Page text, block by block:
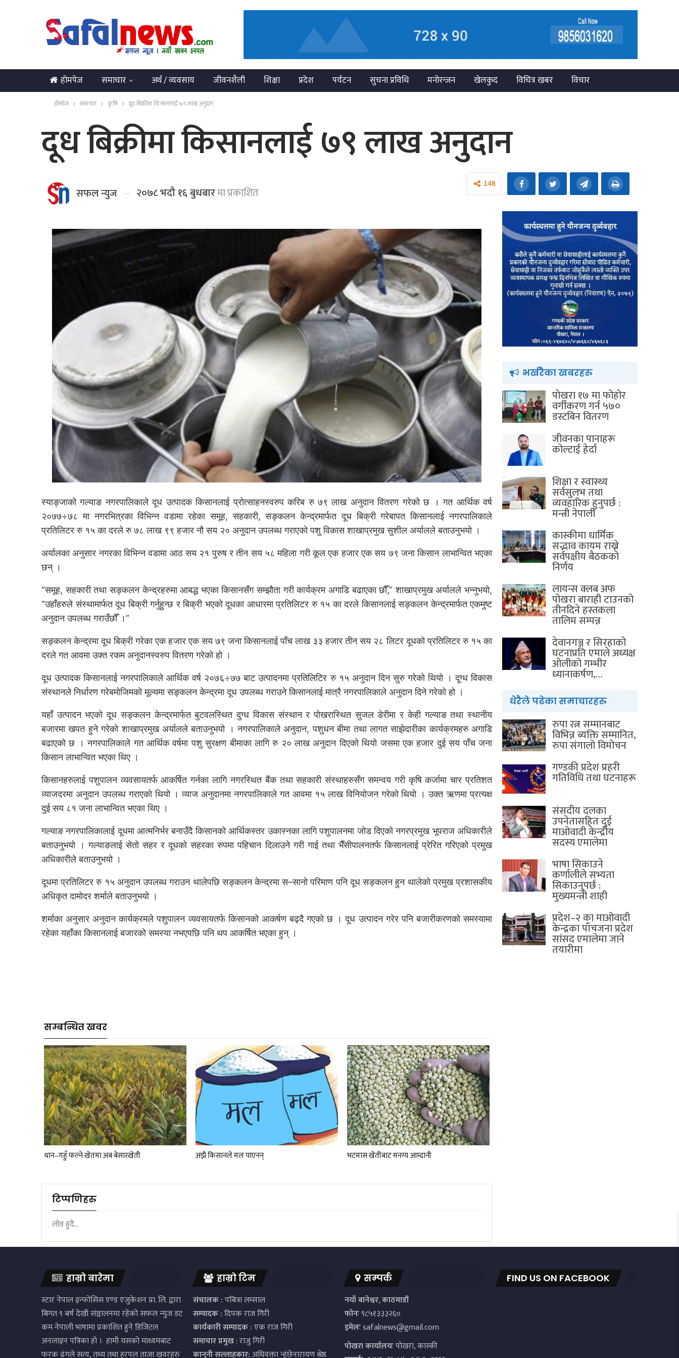
होमपेज समाचार अर्थ / व्यवसाय जीवनशैली शिक्षा प्रदेश पर्यटन सुचना प्रविधि मनोरन्जन खेलकुद विचित्र खबर
विचार
English
होमपेज समाचार कृषि दूध बिक्रीमा किसानलाई ७९ लाख अनुदान
दूध बिक्रीमा किसानलाई ७९ लाख अनुदान
सफल न्युज २०७८ भदौ १६ बुधबारमा प्रकाशित
148
स्याङ्जाको गल्याङ नगरपालिकाले दूध उत्पादक किसानलाई प्रोत्साहनस्वरुप करिब रु ७९ लाख अनुदान वितरण गरेको छ । गत आर्थिक वर्ष
२०७७÷७८ मा नगरभित्रका विभिन्न वडामा रहेका समूह, सहकारी, सङ्कलन केन्द्रमार्फत दूध बिक्री गरेबापत किसानलाई नगरपालिकाले
प्रतिलिटर रु १५ का दरले रु ७८ लाख ९९ हजार नौ सय २० अनुदान उपलब्ध गराएको पशु विकास शाखाप्रमुख सुशील अर्यालले बताउनुभयो ।
अर्यालका अनुसार नगरका विभिन्न वडामा आठ सय २१ पुरुष र तीन सय ५८ महिला गरी कूल एक हजार एक सय ७९ जना किसान लाभान्वित भएका
छन् ।
“समूह, सहकारी तथा सङ्कलन केन्द्रहरुमा आबद्ध भएका किसानसँग सम्झौता गरी कार्यक्रम अगाडि बढाएका छौँ,” शाखाप्रमुख अर्यालले भन्नुभयो,
“उहाँहरुले संस्थामार्फत दूध बिक्री गर्नुहुन्छ र बिक्री भएको दूधका आधारमा प्रतिलिटर रु १५ का दरले किसानलाई सङ्कलन केन्द्रमार्फत एकमुष्ट
अनुदान उपलब्ध गराउँछौँ ।”
सङ्कलन केन्द्रमा दूध बिक्री गरेका एक हजार एक सय ७९ जना किसानलाई पाँच लाख ३३ हजार तीन सय २८ लिटर दूधको प्रतिलिटर रु १५ का
दरले गत आवमा उक्त रकम अनुदानस्वरुप वितरण गरेको हो ।
दूध उत्पादक किसानलाई नगरपालिकाले आर्थिक वर्ष २०७६÷७७ बाट उत्पादनमा प्रतिलिटिर रु १५ अनुदान दिन सुरु गरेको थियो । दूग्ध विकास
संस्थानले निर्धारण गरेबमोजिमको मूल्यमा सङ्कलन केन्द्रमा दूध उपलब्ध गराउने किसानलाई मात्रै नगरपालिकाले अनुदान दिने गरेको हो ।
यहाँ उत्पादन भएको दूध सङ्कलन केन्द्रमार्फत बुटवलस्थित दुग्ध विकास संस्थान र पोखरास्थित सुजल डेरीमा र केही गल्याङ तथा स्थानीय
बजारमा खपत हुने गरेको शाखाप्रमुख अर्यालले बताउनुभयो । नगरपालिकाले अनुदान, पशुधन बीमा तथा लागत साझेदारीका कार्यक्रमहरु अगाडि
बढाएको छ । नगरपालिकाले गत आर्थिक वर्षमा पशु सुरक्षण बीमाका लागि रु २० लाख अनुदान दिएको थियो जसमा एक हजार दुई सय पाँच जना
किसान लाभान्वित भएका थिए ।
किसानहरुलाई पशुपालन व्यवसायतर्फ आकर्षित गर्नका लागि नगरस्थित बैंक तथा सहकारी संस्थाहरुसँग समन्वय गरी कृषि कर्जामा चार प्रतिशत
व्याजदरमा अनुदान उपलब्ध गराएको थियो । व्याज अनुदानमा नगरपालिकाले गत आवमा १५ लाख विनियोजन गरेको थियो । उक्त ऋणमा प्रत्यक्ष
दुई सय ८१ जना लाभान्वित भएका थिए ।
गल्याङ नगरपालिकालाई दूधमा आत्मनिर्भर बनाउँदै किसानको आर्थिकस्तर उकास्नका लागि पशुपालनमा जोड दिएको नगरप्रमुख भूपराज अधिकारीले
बताउनुभयो । गल्याङलाई सेतो सहर र दूधको सहरका रुपमा पहिचान दिलाउने गरी गाई तथा भैँसीपालनतर्फ किसानलाई प्रेरित गरिएको प्रमुख
अधिकारीले बताउनुभयो ।
दूधमा प्रतिलिटर रु १५ अनुदान उपलब्ध गराउन थालेपछि सङ्कलन केन्द्रमा स–सानो परिमाण पनि दूध सङ्कलन हुन थालेको प्रमुख प्रशासकीय
अधिकृत दामोदर शर्माले बताउनुभयो ।
शर्माका अनुसार अनुदान कार्यक्रमले पशुपालन व्यवसायतर्फ किसानको आकर्षण बढ्दै गएको छ । दूध उत्पादन गरेर पनि बजारीकरणको समस्यामा
रहेका यहाँका किसानलाई बजारको समस्या नभएपछि पनि थप आकर्षित भएका हुन् ।
सम्बन्धित खवर
धान–गहुँ फल्ने खेतमा अब बेसारखेती अझै किसानले मल पाएनन् भटमास खेतीबाट मनग्य आम्दानी
टिप्पणिहरु
लोड हुदै...
भर्खरैका खबरहरु
पाेखरा १७ मा फोहोर
वर्गीकरण गर्न ५७०
डस्टबिन वितरण
जीवनका पानाहरू
कोल्टाई हेर्दा
शिक्षा र स्वास्थ्य
सर्वसुलभ तथा
व्यवहारिक हुनुपर्छ :
मन्त्री नेपाली
कास्कीमा धार्मिक
सद्भाव कायम राख्ने
सर्वपक्षीय बैठककाे
निर्णय
लायन्स क्लब अफ
पोखरा बाराही टाउनको
तीनदिने हस्तकला
तालिम सम्पन्न
देवानगञ्ज र सिरहाको
घटनाप्रति एमाले अध्यक्ष
ओलीको गम्भीर
ध्यानाकर्षण,…
धेरैले पढेका समाचारहरु
रुपा रत्न सम्मानबाट
विभिन्न ब्यक्ति सम्मानित,
रुपा संगालो विमोचन
गण्डकी प्रदेश प्रहरी
गतिविधि तथा घटनाहरू
संसदीय दलका
उपनेतासहित दुई
माओवादी केन्द्रीय
सदस्य एमालेमा
भाषा सिकाउने
कर्णालीले सभ्यता
सिकाउनुपर्छ :
मुख्यमन्त्री शाही
प्रदेश–२ का माओवादी
केन्द्रका पाँचजना प्रदेश
सांसद एमालेमा जाने
तयारीमा
हाम्रो बारेमा
स्टार नेपाल इन्फोसिस एण्ड एजुकेशन प्रा. लि. द्वारा
बिगत ९ बर्ष देखी संञ्चालनमा रहेको सफल न्युज डट
कम नेपाली भाषामा प्रकाशित हुने डिजिटल
अनलाइन पत्रिका हो । हामी यसको माध्यमबाट
फरक ढंगले सत्य, तथ्य तथा हरपल ताजा खवरहरु
हाम्रो टिम
संचालक :पबित्रा लम्साल
सम्पादक :दिपक राज गिरी
कार्यकारी सम्पादक :एक राज गिरी
समाचार प्रमुख: राजु गिरी
कानुनी सल्लाहकार:अधिवक्ता न्हुंछेनारायण श्रेष्ठ
सम्पर्क
नयाँ बानेश्वर, काठमाडौं
फोनः९८५१३३३२६०
इमेलःsafalnews@gmail.com
पाेखरा कार्यालयःपोखरा, कास्की
FIND US ON FACEBOOK